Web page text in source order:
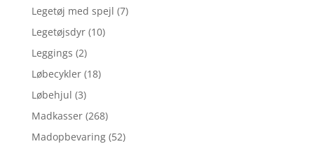
Legetøj med spejl (7)
Legetøjsdyr (10)
Leggings (2)
Løbecykler (18)
Løbehjul (3)
Madkasser (268)
Madopbevaring (52)